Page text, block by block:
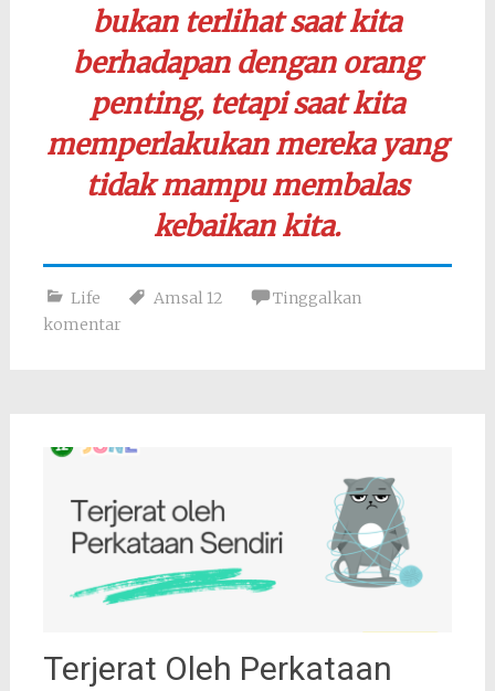
bukan terlihat saat kita
berhadapan dengan orang
penting, tetapi saat kita
memperlakukan mereka yang
tidak mampu membalas
kebaikan kita.
Life Amsal 12
Tinggalkan
komentar
Terjerat Oleh Perkataan